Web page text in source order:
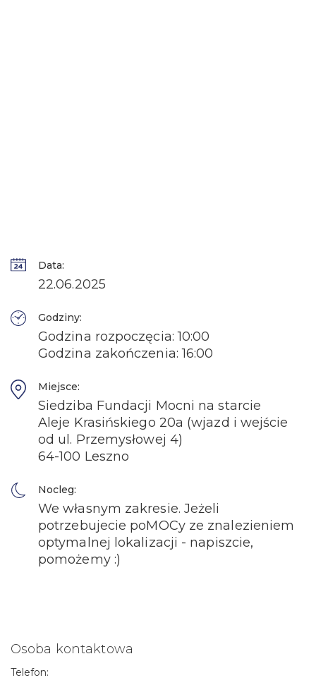
Data:
22.06.2025
Godziny:
Godzina rozpoczęcia: 10:00
Godzina zakończenia: 16:00
Miejsce:
Siedziba Fundacji Mocni na starcie
Aleje Krasińskiego 20a (wjazd i wejście
od ul. Przemysłowej 4)
64-100 Leszno
Nocleg:
We własnym zakresie. Jeżeli
potrzebujecie poMOCy ze znalezieniem
optymalnej lokalizacji - napiszcie,
pomożemy :)
Osoba kontaktowa
Telefon: